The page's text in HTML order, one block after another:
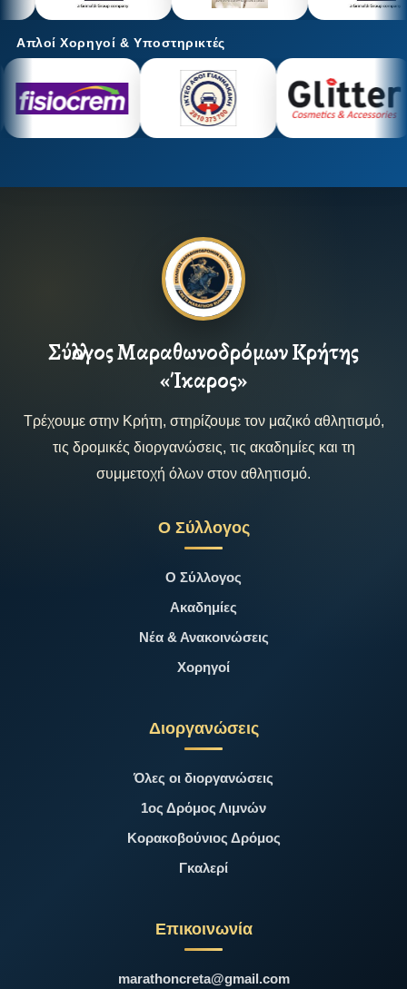
Απλοί Χορηγοί & Υποστηρικτές
Σύλλογος Μαραθωνοδρόμων Κρήτης
«Ίκαρος»
Τρέχουμε στην Κρήτη, στηρίζουμε τον μαζικό αθλητισμό,
τις δρομικές διοργανώσεις, τις ακαδημίες και τη
συμμετοχή όλων στον αθλητισμό.
Ο Σύλλογος
Ο Σύλλογος
Ακαδημίες
Νέα & Ανακοινώσεις
Χορηγοί
Διοργανώσεις
Όλες οι διοργανώσεις
1ος Δρόμος Λιμνών
Κορακοβούνιος Δρόμος
Γκαλερί
Επικοινωνία
marathoncreta@gmail.com